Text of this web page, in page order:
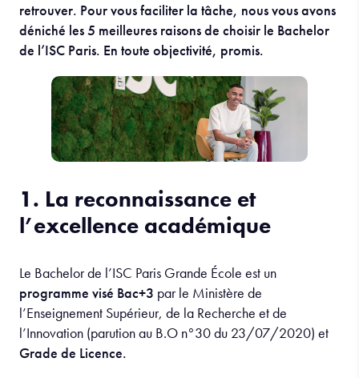
retrouver. Pour vous faciliter la tâche, nous vous avons
déniché les 5 meilleures raisons de choisir le Bachelor
de l’ISC Paris. En toute objectivité, promis.
1. La reconnaissance et
l’excellence académique
Le Bachelor de l’ISC Paris Grande École est un
programme visé Bac+3 par le Ministère de
l’Enseignement Supérieur, de la Recherche et de
l’Innovation (parution au B.O n°30 du 23/07/2020) et
Grade de Licence.